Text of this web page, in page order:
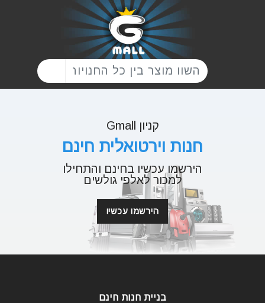
קניון Gmall
חנות וירטואלית חינם
הירשמו עכשיו בחינם והתחילו
למכור לאלפי גולשים
הירשמו עכשיו
בניית חנות חינם